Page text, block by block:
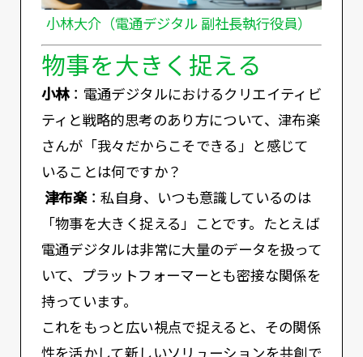
小林大介（電通デジタル 副社長執行役員）
物事を大きく捉える
小林：電通デジタルにおけるクリエイティビ
ティと戦略的思考のあり方について、津布楽
さんが「我々だからこそできる」と感じて
いることは何ですか？
津布楽：私自身、いつも意識しているのは
「物事を大きく捉える」ことです。たとえば
電通デジタルは非常に大量のデータを扱って
いて、プラットフォーマーとも密接な関係を
持っています。
これをもっと広い視点で捉えると、その関係
性を活かして新しいソリューションを共創で